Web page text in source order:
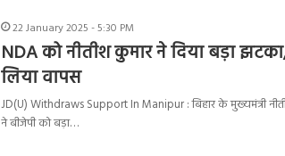
22 January 2025 - 5:30 PM
NDA को नीतीश कुमार ने दिया बड़ा
लिया वापस
JD(U) Withdraws Support In Manipur : बिहार के मुख्यमंत्री
ने बीजेपी को बड़ा…